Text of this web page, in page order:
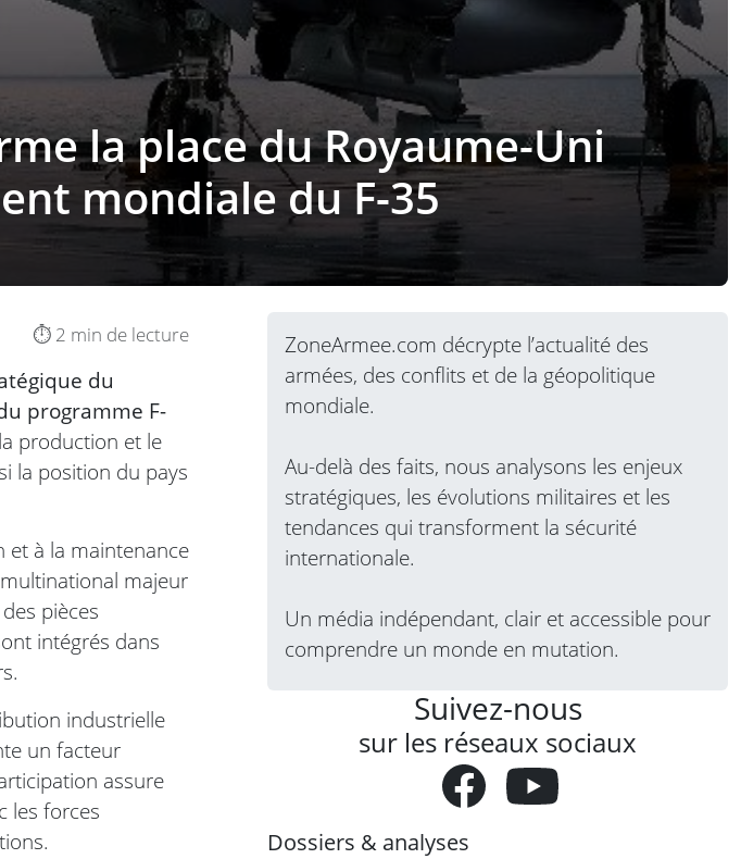
la place du Royaume-Uni
mondiale du F-35
⏱️ 2 min de lecture
du
programme F-
production et le
la position du pays
et à la maintenance
majeur
pièces
intégrés dans
industrielle
un facteur
assure
les forces
ZoneArmee.com décrypte l’actualité des
armées, des conflits et de la géopolitique
mondiale.
Au-delà des faits, nous analysons les enjeux
stratégiques, les évolutions militaires et les
tendances qui transforment la sécurité
internationale.
Un média indépendant, clair et accessible pour
comprendre un monde en mutation.
Suivez-nous
sur les réseaux sociaux
Dossiers & analyses